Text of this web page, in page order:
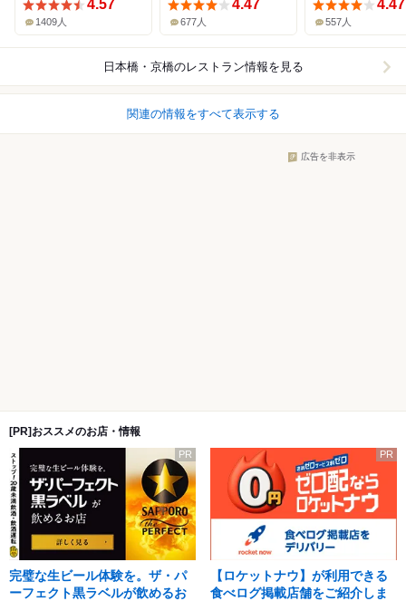
4.57
1409人
4.47
677人
4.47
557人
日本橋・京橋のレストラン情報を見る
関連の情報をすべて表示する
広告を非表示
[PR]おススメのお店・情報
PR
完璧な生ビール体験を。ザ・パ
ーフェクト黒ラベルが飲めるお
PR
【ロケットナウ】が利用できる
食べログ掲載店舗をご紹介しま